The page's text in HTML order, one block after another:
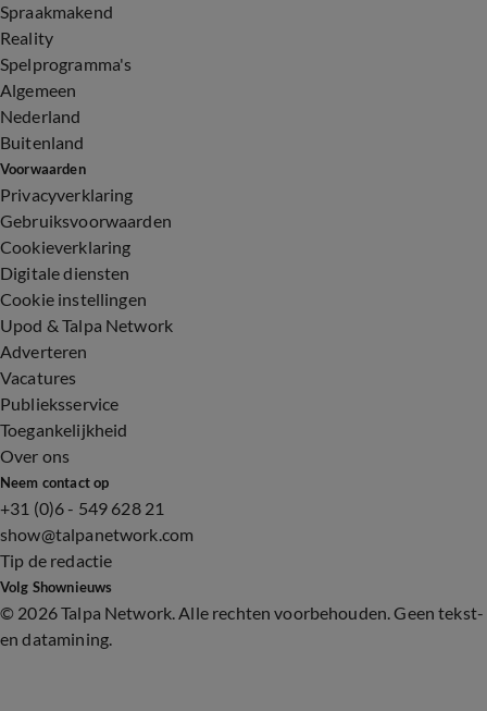
Spraakmakend
Reality
Spelprogramma's
Algemeen
Nederland
Buitenland
Voorwaarden
Privacyverklaring
Gebruiksvoorwaarden
Cookieverklaring
Digitale diensten
Cookie instellingen
Upod & Talpa Network
Adverteren
Vacatures
Publieksservice
Toegankelijkheid
Over ons
Neem contact op
+31 (0)6 - 549 628 21
show@talpanetwork.com
Tip de redactie
Volg Shownieuws
© 2026 Talpa Network. Alle rechten voorbehouden. Geen tekst-
en datamining.